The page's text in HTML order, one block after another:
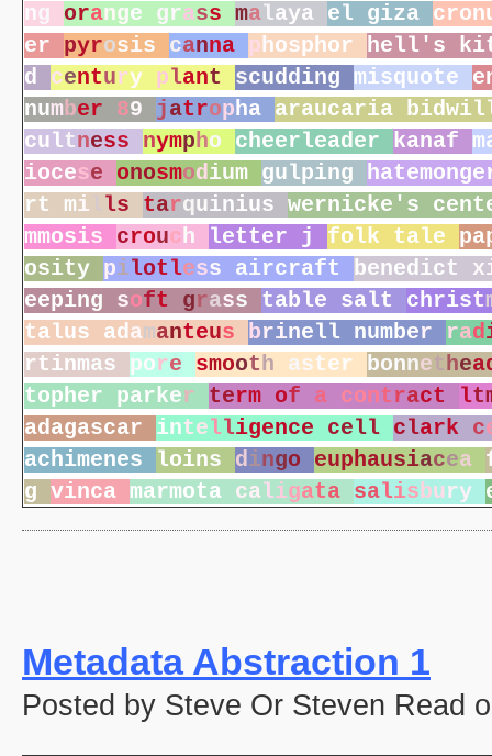
ng orange grass malaya el giza cron
er pyrosis canna phosphor hell ' s ki
d
century plant scudding misquote e
number 89 jatropha araucaria bidwil
cultness nympho cheerleader kanaf m
iocese onosmodium gulping hatemonge
rt mi ls tarquinius wernicke ' s cent
mmosis crouch letter j folk tale pa
osity pilotless aircraft benedict x
eeping soft grass table salt christ
talus adamanteus brinell number rad
rtinmas pore smooth aster bonne hea
topher parker term of a contract lt
adagascar intelligence cell clark c
achimenes loins dingo euphausiacea
g vinca marmota caligata salisbury
Metadata Abstraction 1
Posted by Steve Or Steven Read